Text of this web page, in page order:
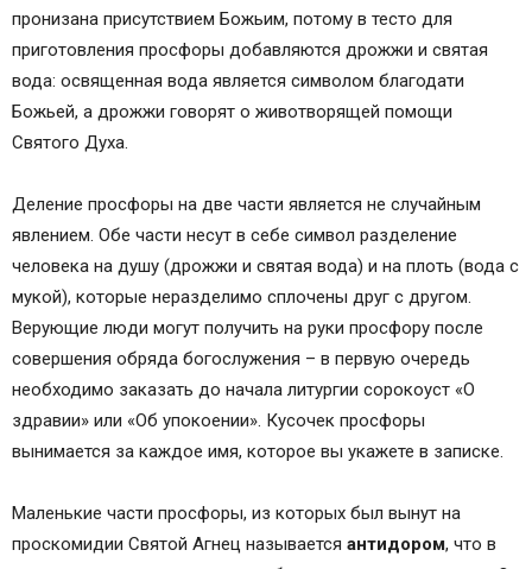
пронизана присутствием Божьим, потому в тесто для
приготовления просфоры добавляются дрожжи и святая
вода: освященная вода является символом благодати
Божьей, а дрожжи говорят о животворящей помощи
Святого Духа.
Деление просфоры на две части является не случайным
явлением. Обе части несут в себе символ разделение
человека на душу (дрожжи и святая вода) и на плоть (вода с
мукой), которые неразделимо сплочены друг с другом.
Верующие люди могут получить на руки просфору после
совершения обряда богослужения – в первую очередь
необходимо заказать до начала литургии сорокоуст «О
здравии» или «Об упокоении». Кусочек просфоры
вынимается за каждое имя, которое вы укажете в записке.
Маленькие части просфоры, из которых был вынут на
проскомидии Святой Агнец называется антидором, что в